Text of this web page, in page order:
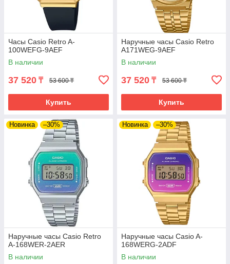
Часы Casio Retro A-
100WEFG-9AEF
В наличии
37 520 ₸ 53 600 ₸
Купить
Наручные часы Casio Retro
A171WEG-9AEF
В наличии
37 520 ₸ 53 600 ₸
Купить
Новинка –30%
Наручные часы Casio Retro
A-168WER-2AER
В наличии
Новинка –30%
Наручные часы Casio A-
168WERG-2ADF
В наличии